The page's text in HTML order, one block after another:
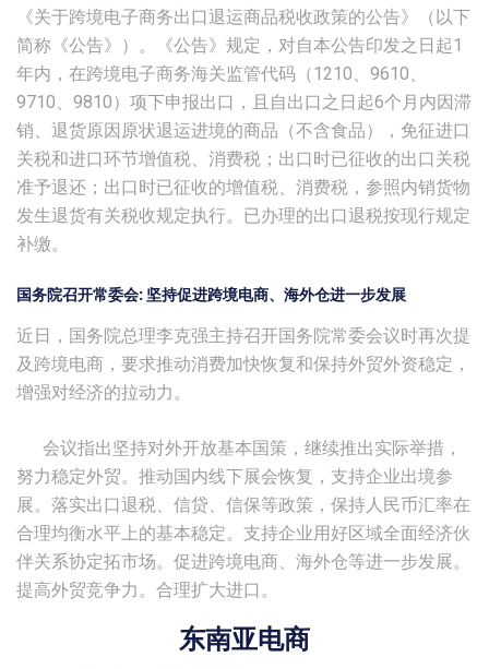
《关于跨境电子商务出口退运商品税收政策的公告》（以下
简称《公告》）。《公告》规定，对自本公告印发之日起1
年内，在跨境电子商务海关监管代码（1210、9610、
9710、9810）项下申报出口，且自出口之日起6个月内因滞
销、退货原因原状退运进境的商品（不含食品），免征进口
关税和进口环节增值税、消费税；出口时已征收的出口关税
准予退还；出口时已征收的增值税、消费税，参照内销货物
发生退货有关税收规定执行。已办理的出口退税按现行规定
补缴。
国务院召开常委会: 坚持促进跨境电商、海外仓进一步发展
近日，国务院总理李克强主持召开国务院常委会议时再次提
及跨境电商，要求推动消费加快恢复和保持外贸外资稳定，
增强对经济的拉动力。
会议指出坚持对外开放基本国策，继续推出实际举措，
努力稳定外贸。推动国内线下展会恢复，支持企业出境参
展。落实出口退税、信贷、信保等政策，保持人民币汇率在
合理均衡水平上的基本稳定。支持企业用好区域全面经济伙
伴关系协定拓市场。促进跨境电商、海外仓等进一步发展。
提高外贸竞争力。合理扩大进口。
东南亚电商